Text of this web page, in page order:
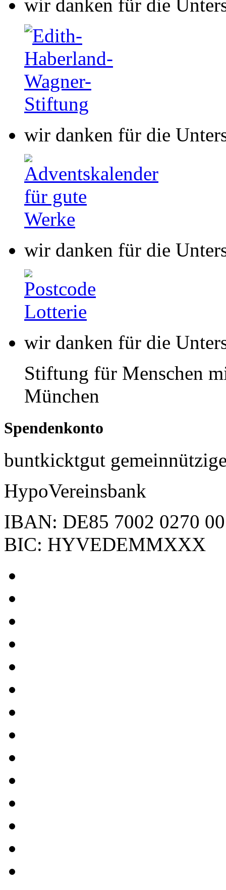
wir danken für die
wir danken für die
wir danken für die
Stiftung für Menschen
München
Spendenkonto
buntkicktgut
HypoVereinsbank
IBAN: DE85 7002 0270
BIC: HYVEDEMMXXX